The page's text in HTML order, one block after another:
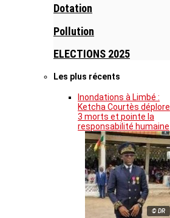
Dotation
Pollution
ELECTIONS 2025
Les plus récents
Inondations à Limbé :
Ketcha Courtès déplore
3 morts et pointe la
responsabilité humaine
© DR